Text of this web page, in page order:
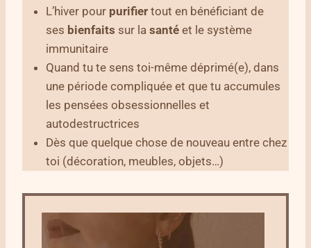
L’hiver pour purifier tout en bénéficiant de
ses bienfaits sur la santé et le système
immunitaire
Quand tu te sens toi-même déprimé(e), dans
une période compliquée et que tu accumules
les pensées obsessionnelles et
autodestructrices
Dès que quelque chose de nouveau entre chez
toi (décoration, meubles, objets…)